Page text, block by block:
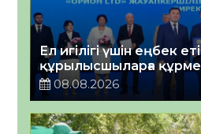
Ел игілігі үшін еңбек
құрылысшыларға
08.08.2026